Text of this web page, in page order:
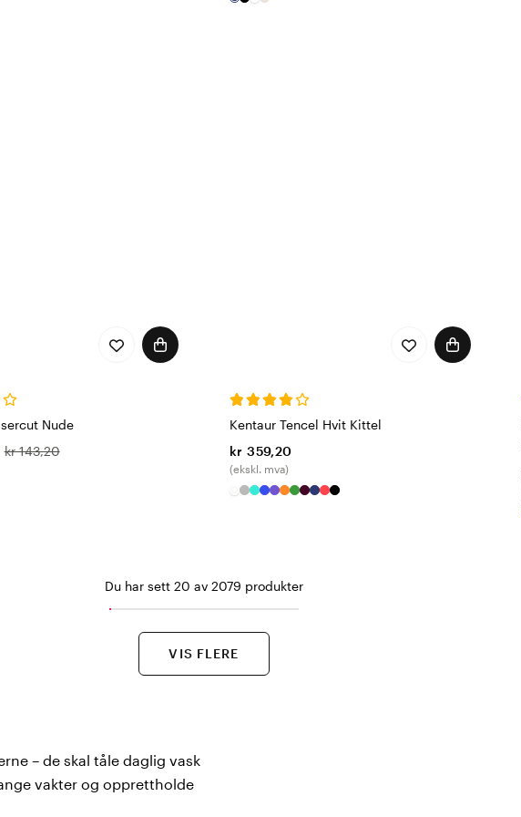
Nude
kr 143,20
Kentaur Tencel Hvit Kittel
kr 359,20
(ekskl. mva)
Du har sett 20 av 2079 produkter
VIS FLERE
– de skal tåle daglig vask
vakter og opprettholde